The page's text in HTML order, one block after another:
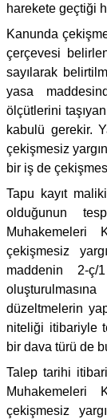
harekete geçtiği
Kanunda
çerçevesi
sayılarak
yasa
ölçütlerini
kabulü gerekir.
çekişmesiz
bir iş de
Tapu kayıt
olduğunun
Muhakemeleri
çekişmesiz
maddenin 2-ç/
düzeltmelerin
niteliği itibariyle
bir dava türü de
Talep tarihi
Muhakemeleri
çekişmesiz